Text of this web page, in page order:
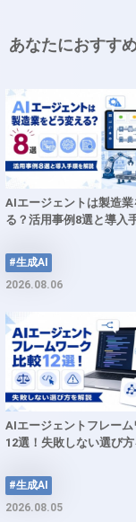
あなたにおすす
AIエージェントは製造業
る？活用事例8選と導入
#生成AI
2026.08.06
AIエージェントフレー
12選！失敗しない選び
#生成AI
2026.08.05